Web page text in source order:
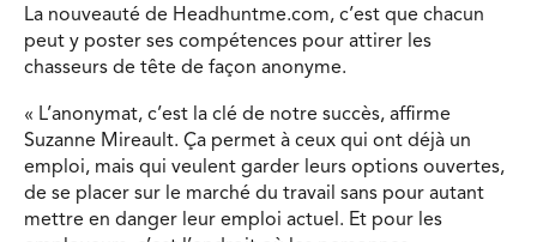
La nouveauté de Headhuntme.com, c’est que chacun
peut y poster ses compétences pour attirer les
chasseurs de tête de façon anonyme.
« L’anonymat, c’est la clé de notre succès, affirme
Suzanne Mireault. Ça permet à ceux qui ont déjà un
emploi, mais qui veulent garder leurs options ouvertes,
de se placer sur le marché du travail sans pour autant
mettre en danger leur emploi actuel. Et pour les